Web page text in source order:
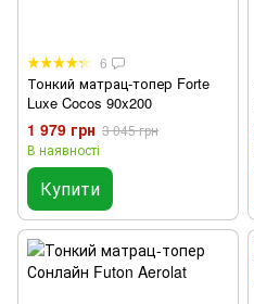
6
Тонкий матрац-топер Forte
Luxe Cocos 90x200
1 979 грн 3 045 грн
В наявності
Купити